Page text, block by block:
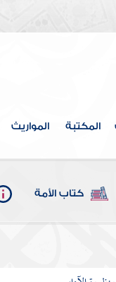
المكتبة المواريث
كتاب الأمة